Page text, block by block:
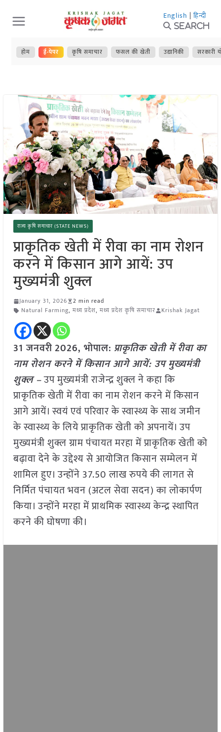
Skip
to
content
English | हिन्दी
Search
होम ई-पेपर कृषि समाचार फसल की खेती उद्यानिकी सरकारी
राज्य कृषि समाचार (STATE NEWS)
प्राकृतिक खेती में रीवा का नाम रोशन
करने में किसान आगे आयें: उप
मुख्यमंत्री शुक्ल
January 31, 2026
2 min read
Natural Farming, मध्य प्रदेश, मध्य प्रदेश कृषि समाचार Krishak Jagat
31 जनवरी2026, भोपाल: प्राकृतिक खेती में रीवा का
नाम रोशन करने में किसान आगे आयें: उप मुख्यमंत्री
शुक्ल –उप मुख्यमंत्री राजेन्द्र शुक्ल ने कहा कि
प्राकृतिक खेती में रीवा का नाम रोशन करने में किसान
आगे आयें। स्वयं एवं परिवार के स्वास्थ्य के साथ जमीन
के स्वास्थ्य के लिये प्राकृतिक खेती को अपनायें। उप
मुख्यमंत्री शुक्ल ग्राम पंचायत मरहा में प्राकृतिक खेती को
बढ़ावा देने के उद्देश्य से आयोजित किसान सम्मेलन में
शामिल हुए। उन्होंने 37.50 लाख रुपये की लागत से
निर्मित पंचायत भवन (अटल सेवा सदन) का लोकार्पण
किया। उन्होंने मरहा में प्राथमिक स्वास्थ्य केन्द्र स्थापित
करने की घोषणा की।